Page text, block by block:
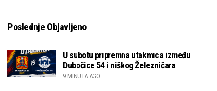
Poslednje Objavljeno
U subotu pripremna utakmica između
Dubočice 54 i niškog Železničara
9 MINUTA AGO